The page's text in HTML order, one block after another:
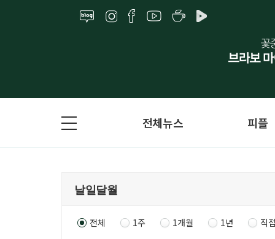
전체뉴스 피플
전체 1주 1개월 1년 직